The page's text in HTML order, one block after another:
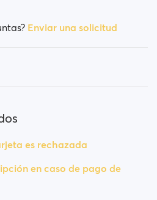
Enviar una solicitud
es rechazada
en caso de pago de